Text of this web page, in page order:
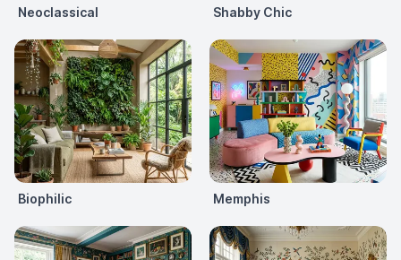
Neoclassical Shabby Chic
Biophilic Memphis